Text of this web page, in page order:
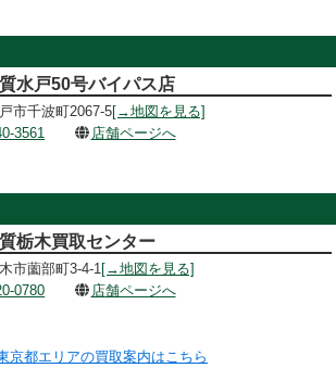
水戸50号バイパス店
市千波町2067-5[→地図を見る]
3561
店舗ページへ
栃木買取センター
市薗部町3-4-1 [→地図を見る]
0780
店舗ページへ
京都エリアの買取案内はこちら